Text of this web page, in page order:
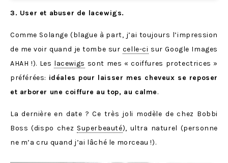
3. User et abuser de lacewigs.
Comme Solange (blague à part, j’ai toujours l’impression
de me voir quand je tombe sur celle-ci sur Google Images
AHAH !). Les lacewigs sont mes « coiffures protectrices »
préférées: idéales pour laisser mes cheveux se reposer
et arborer une coiffure au top, au calme.
La dernière en date ? Ce très joli modèle de chez Bobbi
Boss (dispo chez Superbeauté), ultra naturel (personne
ne m’a cru quand j’ai lâché le morceau !).